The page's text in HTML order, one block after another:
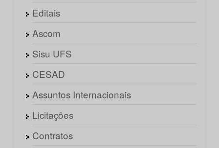
Editais
Ascom
Sisu UFS
CESAD
Assuntos Internacionais
Licitações
Contratos